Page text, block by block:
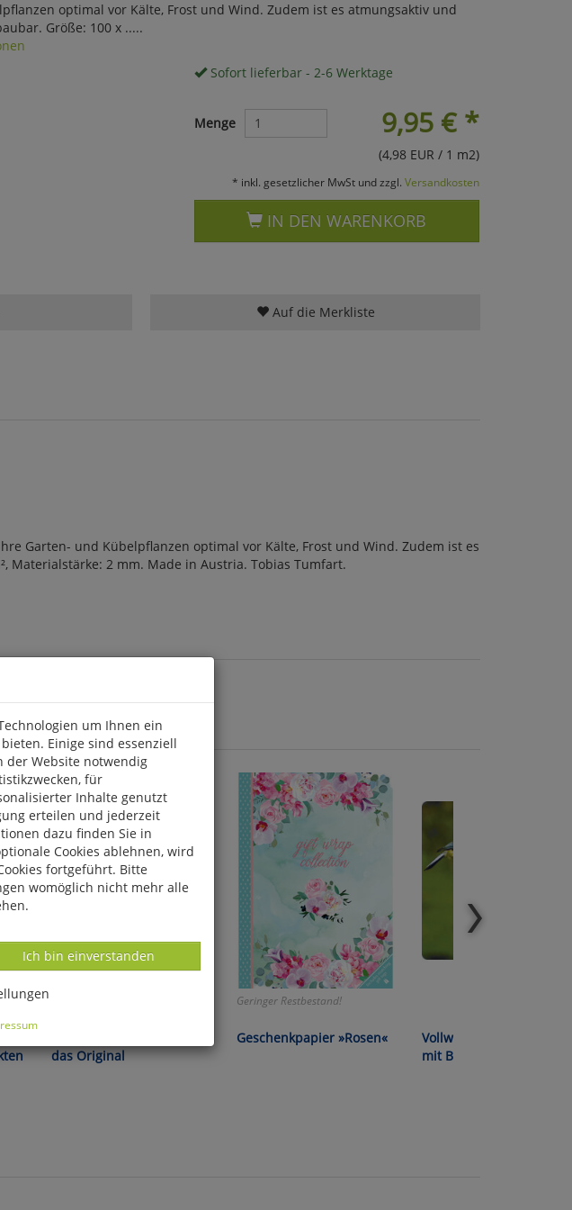
optimal vor Kälte, Frost und Wind. Zudem ist es atmungsaktiv und
Größe: 100 x .....
Sofort lieferbar - 2-6 Werktage
9,95 €*
Menge
(4,98 EUR / 1 m2)
* inkl. gesetzlicher MwSt und zzgl. Versandkosten
IN DEN WARENKORB
Auf die Merkliste
Garten- und Kübelpflanzen optimal vor Kälte, Frost und Wind. Zudem ist es
Materialstärke: 2 mm. Made in Austria. Tobias Tumfart.
das Original
Geringer Restbestand!
Geschenkpapier »Rosen«
Vollwert-Energiekuchen
mit Beeren
um Ihnen ein
Einige sind essenziell
der Website notwendig
für
Inhalte genutzt
erteilen und jederzeit
dazu finden Sie in
Cookies ablehnen, wird
fortgeführt. Bitte
womöglich nicht mehr alle
Datenverarbeitung -
Ich bin einverstanden
-
notwendigen Cookies